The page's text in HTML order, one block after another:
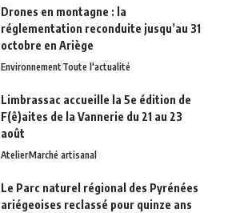
Drones en montagne : la
réglementation reconduite jusqu’au 31
octobre en Ariège
EnvironnementToute l'actualité
Limbrassac accueille la 5e édition de
F(ê)aites de la Vannerie du 21 au 23
août
AtelierMarché artisanal
Le Parc naturel régional des Pyrénées
ariégeoises reclassé pour quinze ans